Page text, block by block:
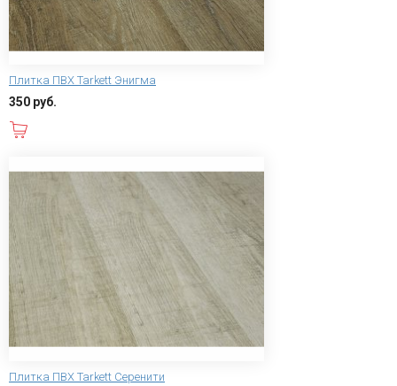
Плитка ПВХ Tarkett Энигма
350 руб.
Плитка ПВХ Tarkett Серенити